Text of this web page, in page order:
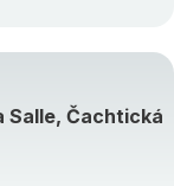
Salle, Čachtická